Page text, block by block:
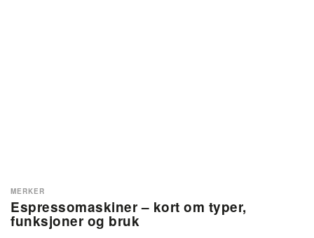
Espressomaskiner – kort om typer,
funksjoner og bruk
MERKER